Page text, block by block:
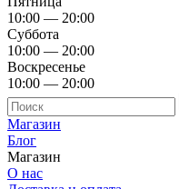
10:00 — 20:00
Суббота
10:00 — 20:00
Воскресенье
10:00 — 20:00
Магазин
Блог
Магазин
О нас